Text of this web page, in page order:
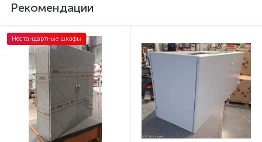
Рекомендации
Нестандартные шкафы